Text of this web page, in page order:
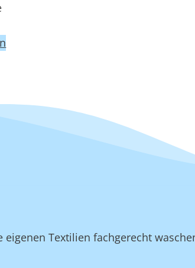
Textilien fachgerecht